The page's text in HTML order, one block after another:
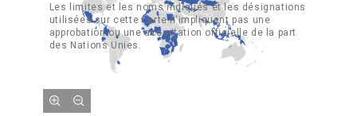
Les limites et les noms indiqués et les désignations
utilisées sur cette carte n'impliquent pas une
approbation ou une acceptation officielle de la part
des Nations Unies.